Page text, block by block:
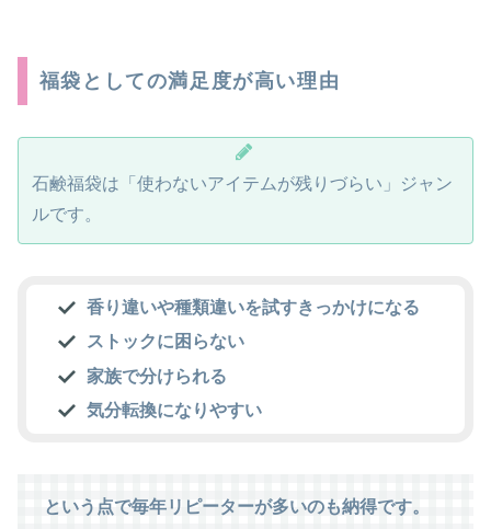
福袋としての満足度が高い理由
石鹸福袋は「使わないアイテムが残りづらい」ジャン
ルです。
香り違いや種類違いを試すきっかけになる
ストックに困らない
家族で分けられる
気分転換になりやすい
という点で毎年リピーターが多いのも納得です。